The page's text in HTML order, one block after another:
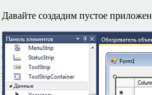
Давайте создадим пустое